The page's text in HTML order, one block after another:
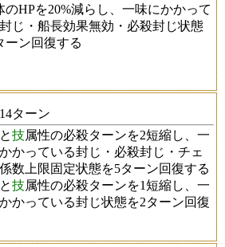
のHPを20%減らし、一味にかかって
じ・船長効果無効・必殺封じ状態
ーン回復する
ターン
と技属性の必殺ターンを2短縮し、一
かっている封じ・必殺封じ・チェ
数上限固定状態を5ターン回復する
と技属性の必殺ターンを1短縮し、一
かっている封じ状態を2ターン回復